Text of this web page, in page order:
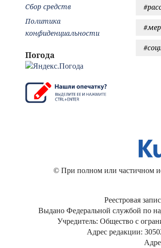
Сбор средств
Политика
конфиденциальности
Погода
© При полном или частичном
Реестровая
Выдано Федеральной службой по
Учредитель: Общество с
Адрес редакции: